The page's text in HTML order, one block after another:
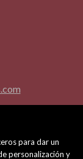
para dar un
personalización y